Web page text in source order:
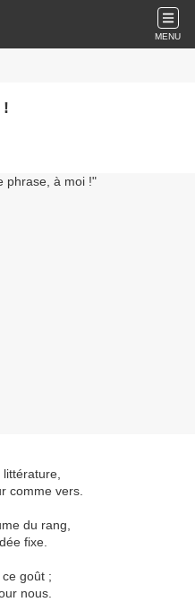
MENU
!
littérature,
comme vers.
du rang,
fixe.
goût ;
nous.